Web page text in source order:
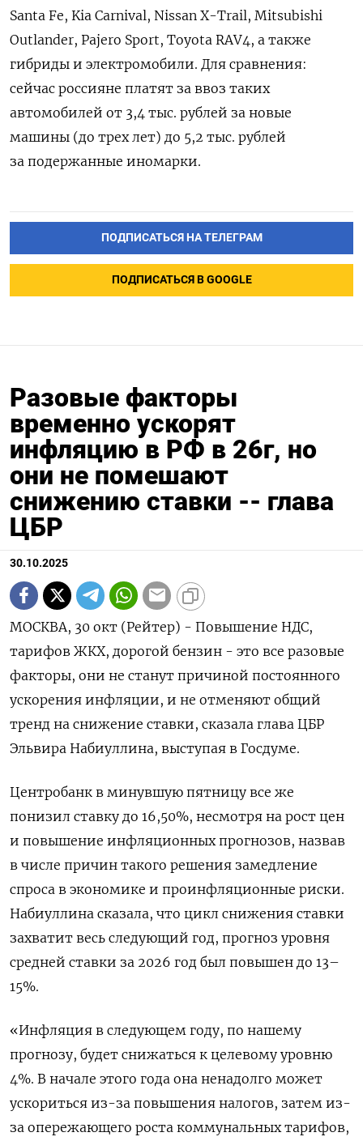
Santa Fe, Kia Carnival, Nissan X-Trail, Mitsubishi
Outlander, Pajero Sport, Toyota RAV4, а также
гибриды и электромобили. Для сравнения:
сейчас россияне платят за ввоз таких
автомобилей от 3,4 тыс. рублей за новые
машины (до трех лет) до 5,2 тыс. рублей
за подержанные иномарки.
ПОДПИСАТЬСЯ НА ТЕЛЕГРАМ
ПОДПИСАТЬСЯ В GOOGLE
Разовые факторы
временно ускорят
инфляцию в РФ в 26г, но
они не помешают
снижению ставки -- глава
ЦБР
30.10.2025
МОСКВА, 30 окт (Рейтер) - Повышение НДС,
тарифов ЖКХ, дорогой бензин - это все разовые
факторы, они не станут причиной постоянного
ускорения инфляции, и не отменяют общий
тренд на снижение ставки, сказала глава ЦБР
Эльвира Набиуллина, выступая в Госдуме.
Центробанк в минувшую пятницу все же
понизил ставку до 16,50%, несмотря на рост цен
и повышение инфляционных прогнозов, назвав
в числе причин такого решения замедление
спроса в экономике и проинфляционные риски.
Набиуллина сказала, что цикл снижения ставки
захватит весь следующий год, прогноз уровня
средней ставки за 2026 год был повышен до 13–
15%.
«Инфляция в следующем году, по нашему
прогнозу, будет снижаться к целевому уровню
4%. В начале этого года она ненадолго может
ускориться из-за повышения налогов, затем из-
за опережающего роста коммунальных тарифов,